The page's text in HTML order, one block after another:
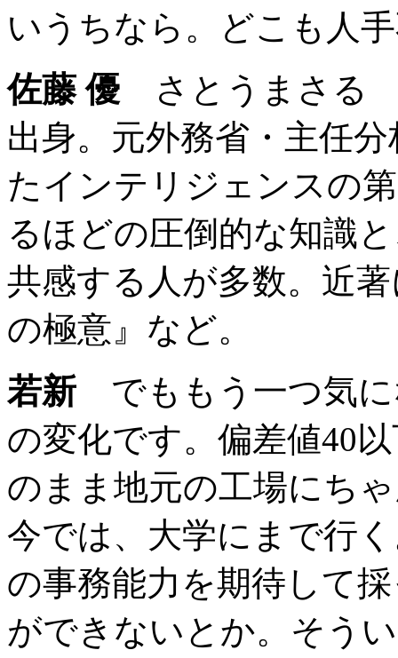
いうちなら。どこも人
佐藤 優 さとうまさる
出身。元外務省・主任
たインテリジェンスの
るほどの圧倒的な知識
共感する人が多数。近
の極意』など。
若新 でももう一つ気に
の変化です。偏差値40
のまま地元の工場にち
今では、大学にまで行
の事務能力を期待して
ができないとか。そう